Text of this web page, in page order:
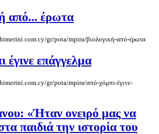
από... έρωτα
gr/pota/mpira/βιολογική-από-έρωτα
έγινε επάγγελμα
gr/pota/mpira/από-χόμπι-έγινε-
«Ήταν ονειρό μας να
παιδιά την ιστορία του